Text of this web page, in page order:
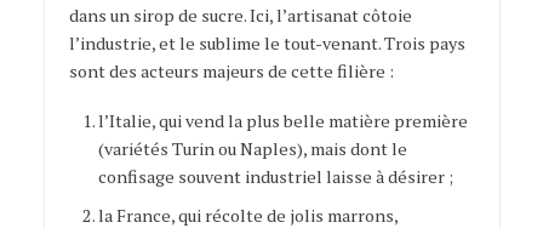
dans un sirop de sucre. Ici, l’artisanat côtoie
l’industrie, et le sublime le tout-venant. Trois pays
sont des acteurs majeurs de cette filière :
l’Italie, qui vend la plus belle matière première
(variétés Turin ou Naples), mais dont le
confisage souvent industriel laisse à désirer ;
la France, qui récolte de jolis marrons,